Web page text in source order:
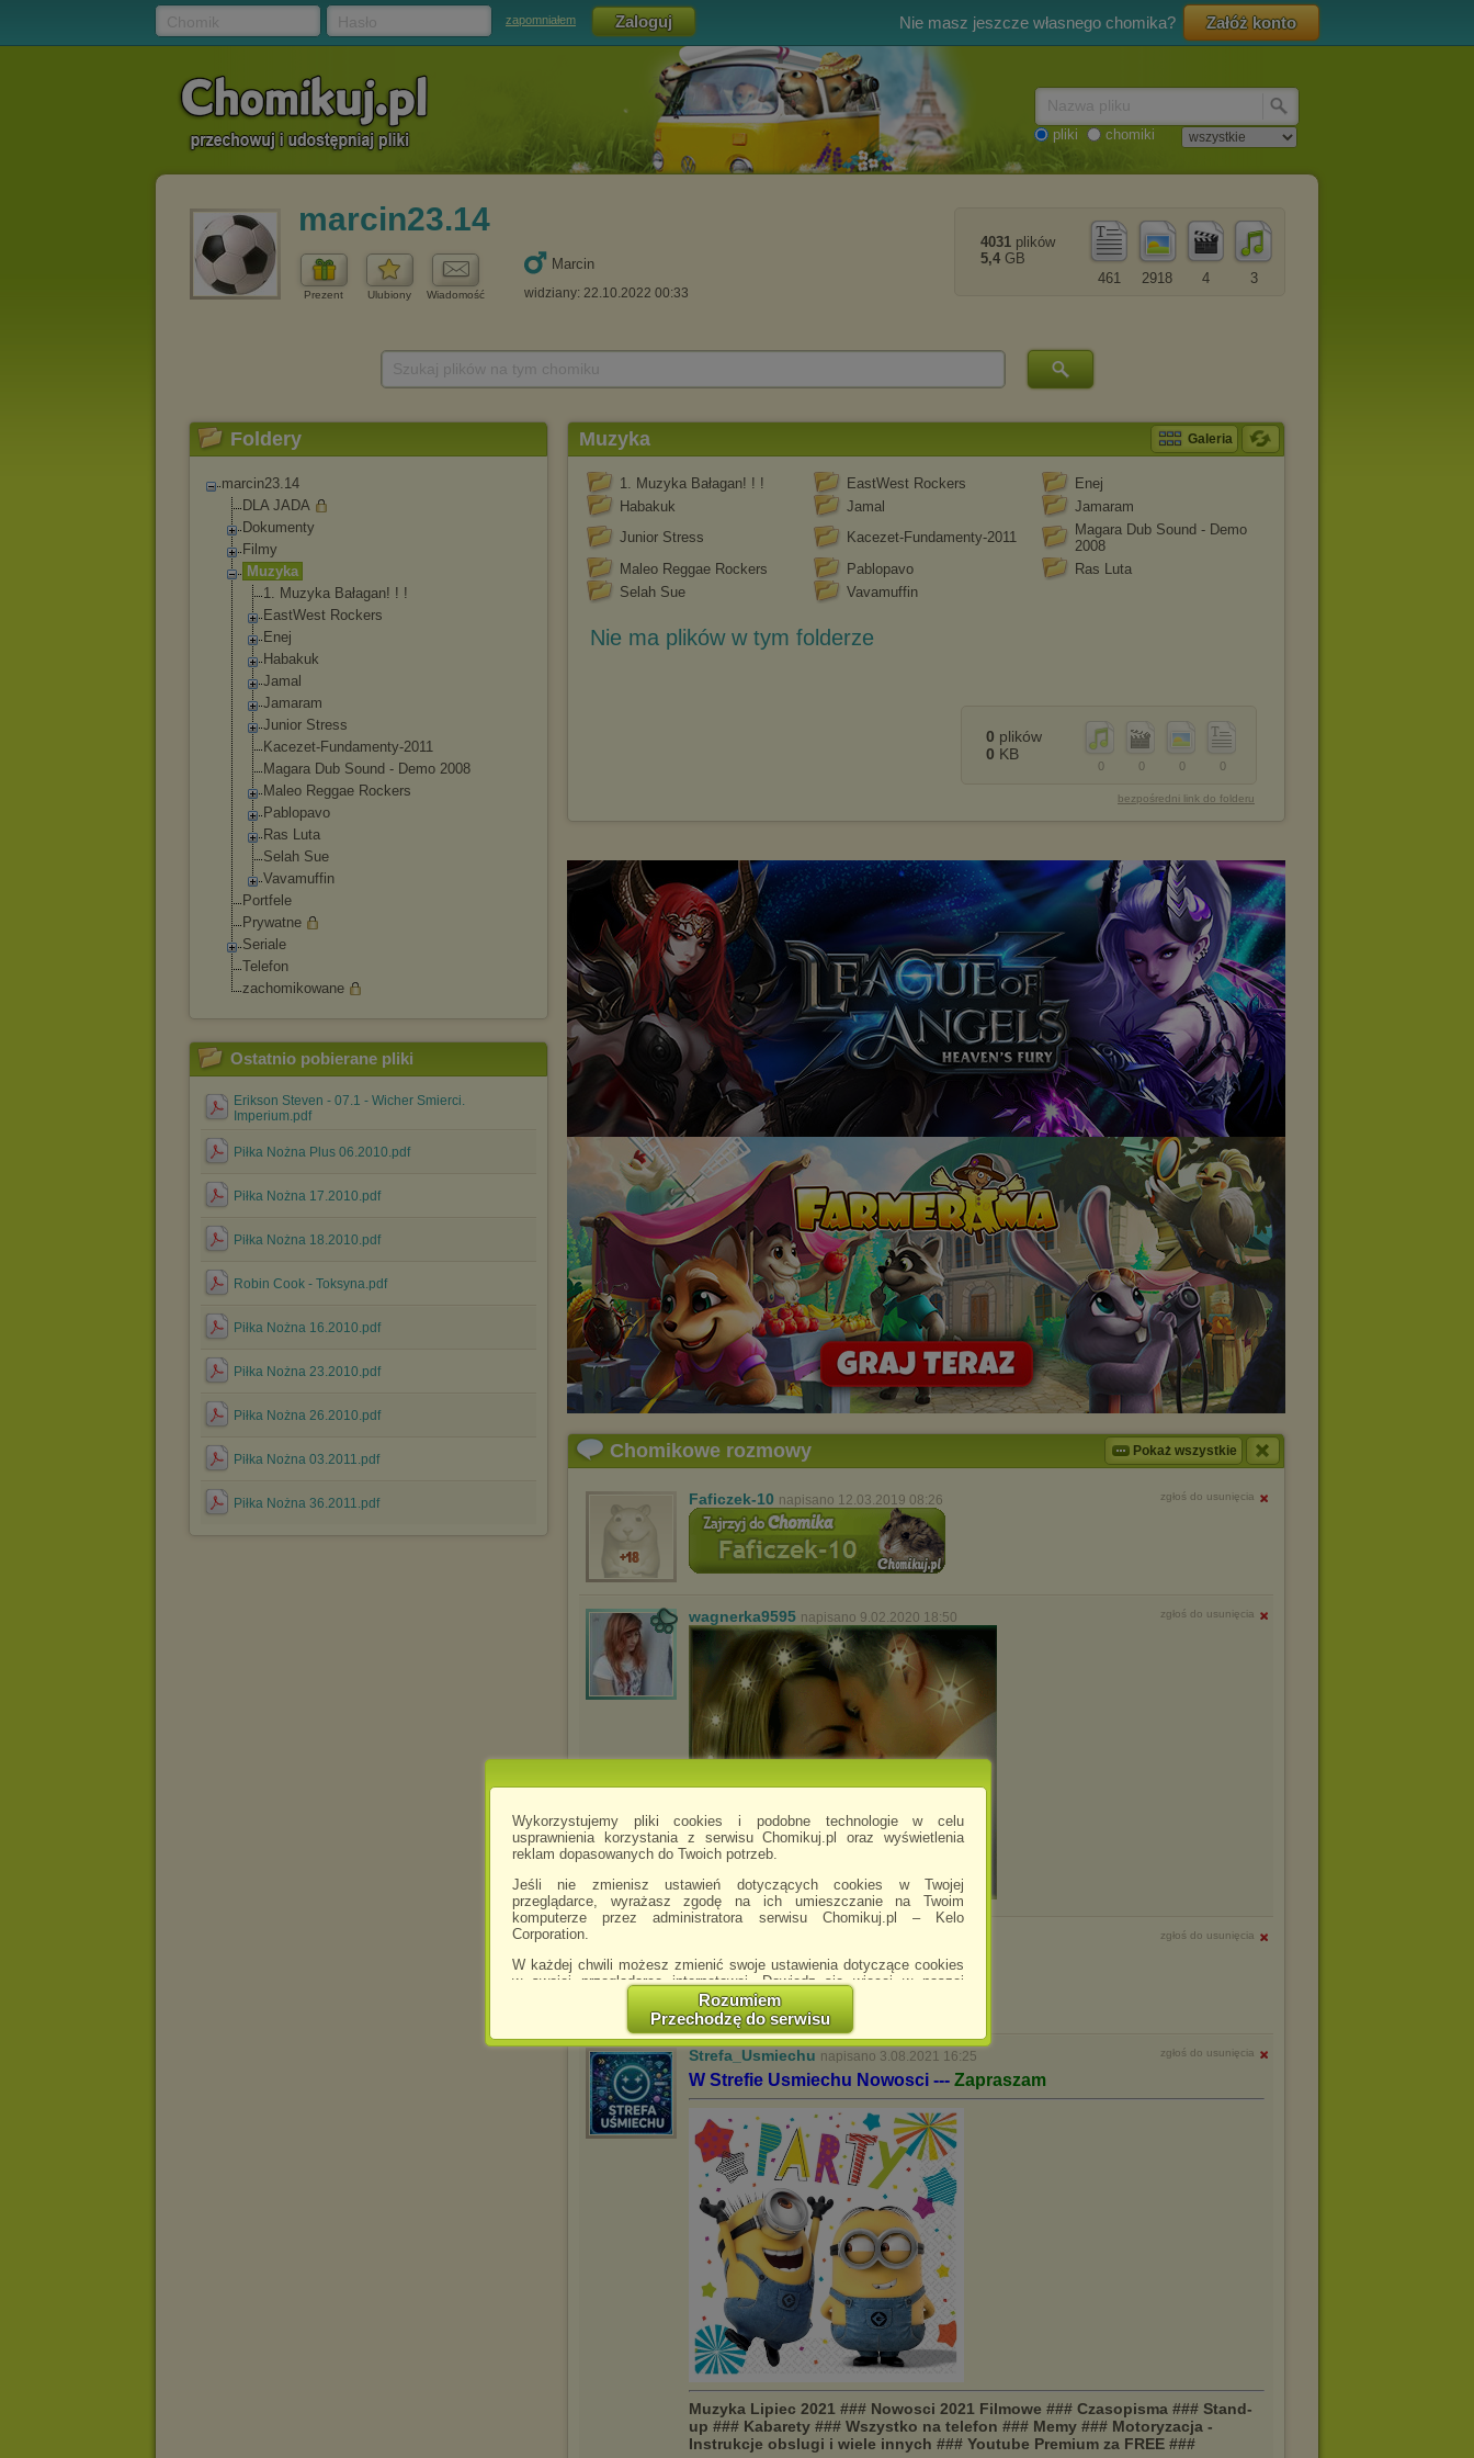
Wykorzystujemy pliki cookies i podobne technologie w celu
usprawnienia korzystania z serwisu Chomikuj.pl oraz wyświetlenia
reklam dopasowanych do Twoich potrzeb.
Jeśli nie zmienisz ustawień dotyczących cookies w Twojej
przeglądarce, wyrażasz zgodę na ich umieszczanie na Twoim
komputerze przez administratora serwisu Chomikuj.pl – Kelo
Corporation.
W każdej chwili możesz zmienić swoje ustawienia dotyczące cookies
w swojej przeglądarce internetowej. Dowiedz się więcej w naszej
http://chomikuj.pl/PolitykaPrywatnosci.aspx
Jednocześnie informujemy że zmiana ustawień przeglądarki może
spowodować ograniczenie korzystania ze strony Chomikuj.pl.
W przypadku braku twojej zgody na akceptację cookies niestety
prosimy o opuszczenie serwisu chomikuj.pl.
Wykorzystanie plików cookies
przez Zaufanych Partnerów
(dostosowanie reklam do Twoich potrzeb, analiza skuteczności działań
Wyrażenie sprzeciwu spowoduje, że wyświetlana Ci reklama nie
będzie dopasowana do Twoich preferencji, a będzie to reklama
Istnieje możliwość zmiany ustawień przeglądarki internetowej w
sposób uniemożliwiający przechowywanie plików cookies na
urządzeniu końcowym. Można również usunąć pliki cookies,
dokonując odpowiednich zmian w ustawieniach przeglądarki
Pełną informację na ten temat znajdziesz pod adresem
http://chomikuj.pl/PolitykaPrywatnosci.aspx
Rozumiem
Przechodzę do serwisu
zapomniałem Nie masz jeszcze własnego chomika? Załóż konto
pliki chomiki
marcin23.14
Prezent Ulubiony Wiadomość
Marcin
widziany: 22.10.2022 00:33
3
4
2918
461
4031 plików
5,4 GB
Foldery
marcin23.14
DLA JADA
Dokumenty
Filmy
Muzyka
1. Muzyka Bałagan! ! !
EastWest Rockers
Enej
Habakuk
Jamal
Jamaram
Junior Stress
Kacezet-Fundamenty-2011
Magara Dub Sound - Demo 2008
Maleo Reggae Rockers
Pablopavo
Ras Luta
Selah Sue
Vavamuffin
Portfele
Prywatne
Seriale
Telefon
zachomikowane
Ostatnio pobierane pliki
Erikson Steven - 07.1 - Wicher Smierci.
Imperium.pdf
Piłka Nożna Plus 06.2010.pdf
Piłka Nożna 17.2010.pdf
Piłka Nożna 18.2010.pdf
Robin Cook - Toksyna.pdf
Piłka Nożna 16.2010.pdf
Piłka Nożna 23.2010.pdf
Piłka Nożna 26.2010.pdf
Piłka Nożna 03.2011.pdf
Piłka Nożna 36.2011.pdf
Muzyka Galeria
1. Muzyka Bałagan! ! ! EastWest Rockers
Enej
Habakuk
Jamal
Jamaram
Junior Stress
Kacezet-Fundamenty-2011
Magara Dub Sound - Demo
2008
Maleo Reggae Rockers
Pablopavo
Ras Luta
Selah Sue
Vavamuffin
Nie ma plików w tym folderze
0
0
0
0
0 plików
0 KB
bezpośredni link do folderu
Chomikowe rozmowy Pokaż wszystkie
Faficzek-10 napisano 12.03.2019 08:26 zgłoś do usunięcia
wagnerka9595 napisano 9.02.2020 18:50 zgłoś do usunięcia
zgłoś do usunięcia
Bardzo zły scan.... A szkoda..
Strefa_Usmiechu napisano 3.08.2021 16:25 zgłoś do usunięcia
W Strefie Usmiechu Nowosci --- Zapraszam
Muzyka Lipiec 2021 ### Nowosci 2021 Filmowe ### Czasopisma ### Stand-
up ### Kabarety ### Wszystko na telefon ### Memy ### Motoryzacja -
Instrukcje obslugi i wiele innych ### Youtube Premium za FREE ###